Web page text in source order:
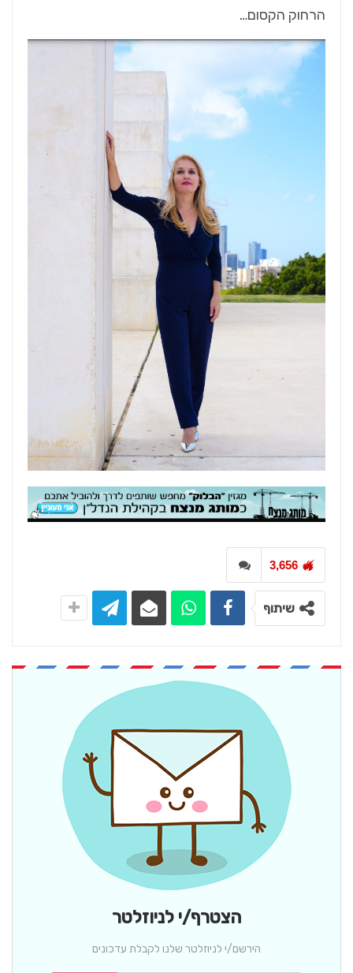
הרחוק הקסום…
3,656
שיתוף
הצטרף/י לניוזלטר
הירשם/י לניוזלטר שלנו לקבלת עדכונים